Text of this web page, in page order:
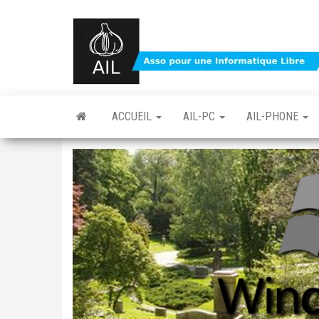
ACCUEIL AIL-PC AIL-PHONE